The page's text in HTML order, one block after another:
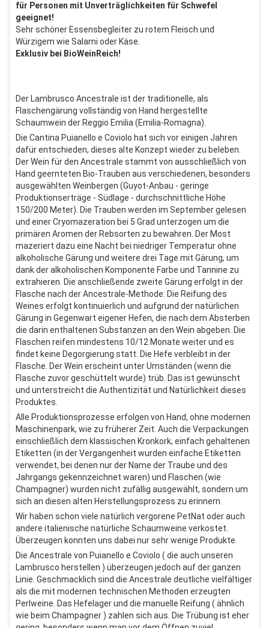
für Personen mit Unverträglichkeiten für Schwefel
geeignet!
Sehr schöner Essensbegleiter zu rotem Fleisch und
Würzigem wie Salami oder Käse.
Exklusiv bei BioWeinReich!
Der Lambrusco Ancestrale ist der traditionelle, als
Flaschengärung vollständig von Hand hergestellte
Schaumwein der Reggio Emilia (Emilia-Romagna).
Die Cantina Puianello e Coviolo hat sich vor einigen Jahren
dafür entschieden, dieses alte Konzept wieder zu beleben.
Der Wein für den Ancestrale stammt von ausschließlich von
Hand geernteten Bio-Trauben aus verschiedenen, besonders
ausgewählten Weinbergen (Guyot-Anbau - geringe
Produktionserträge - Südlage - durchschnittliche Höhe
150/200 Meter). Die Trauben werden im September gelesen
und einer Cryomazeration bei 5 Grad unterzogen um die
primären Aromen der Rebsorten zu bewahren. Der Most
mazeriert dazu eine Nacht bei niedriger Temperatur ohne
alkoholische Gärung und weitere drei Tage mit Gärung, um
dank der alkoholischen Komponente Farbe und Tannine zu
extrahieren. Die anschließende zweite Gärung erfolgt in der
Flasche nach der Ancestrale-Methode: Die Reifung des
Weines erfolgt kontinuierlich und aufgrund der natürlichen
Gärung in Gegenwart eigener Hefen, die nach dem Absterben
die darin enthaltenen Substanzen an den Wein abgeben. Die
Flaschen reifen mindestens 10/12 Monate weiter und es
findet keine Degorgierung statt. Die Hefe verbleibt in der
Flasche. Der Wein erscheint unter Umständen (wenn die
Flasche zuvor geschüttelt wurde) trüb. Das ist gewünscht
und unterstreicht die Authentizität und Natürlichkeit dieses
Produktes.
Alle Produktionsprozesse erfolgen von Hand, ohne modernen
Maschinenpark, wie zu früherer Zeit. Auch die Verpackungen
einschließlich dem klassischen Kronkork, einfach gehaltenen
Etiketten (in der Vergangenheit wurden einfache Etiketten
verwendet, bei denen nur der Name der Traube und des
Jahrgangs gekennzeichnet waren) und Flaschen (wie
Champagner) wurden nicht zufällig ausgewählt, sondern um
sich an diesen alten Herstellungsprozess zu erinnern.
Wir haben schon viele natürlich vergorene PetNat oder auch
andere italienische natürliche Schaumweine verkostet.
Überzeugen konnten uns dabei nur sehr wenige Produkte.
Die Ancestrale von Puianello e Coviolo ( die auch unseren
Lambrusco herstellen ) überzeugen jedoch auf der ganzen
Linie. Geschmacklich sind die Ancestrale deutliche vielfältiger
als die mit modernen technischen Methoden erzeugten
Perlweine. Das Hefelager und die manuelle Reifung ( ähnlich
wie beim Champagner ) zahlen sich aus. Die Trübung ist eher